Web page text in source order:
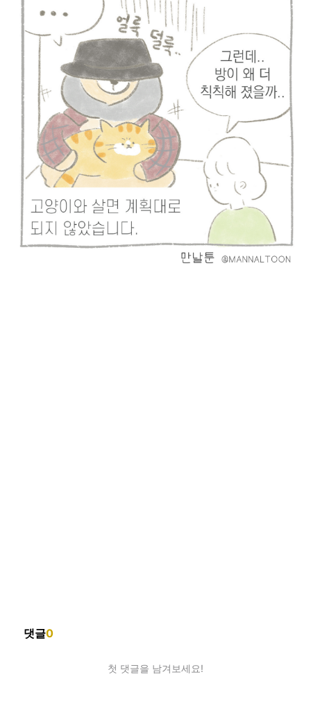
댓글0
첫 댓글을 남겨보세요!